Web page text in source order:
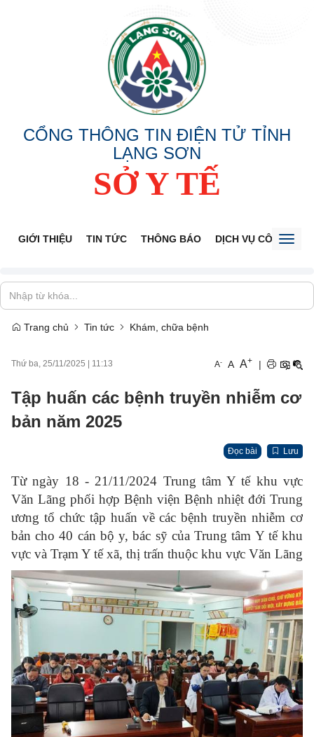
CỔNG THÔNG TIN ĐIỆN TỬ TỈNH
LẠNG SƠN
SỞ Y TẾ
GIỚI THIỆU TIN TỨC THÔNG BÁO DỊCH VỤ CÔNG
Trang chủ Tin tức Khám, chữa bệnh
Thứ ba, 25/11/2025 11:13 A- A A+ |
Tập huấn các bệnh truyền nhiễm cơ
bản năm 2025
Đọc bài Lưu
Từ ngày 18 - 21/11/2024 Trung tâm Y tế khu vực
Văn Lãng phối hợp Bệnh viện Bệnh nhiệt đới Trung
ương tổ chức tập huấn về các bệnh truyền nhiễm cơ
bản cho 40 cán bộ y, bác sỹ của Trung tâm Y tế khu
vực và Trạm Y tế xã, thị trấn thuộc khu vực Văn Lãng